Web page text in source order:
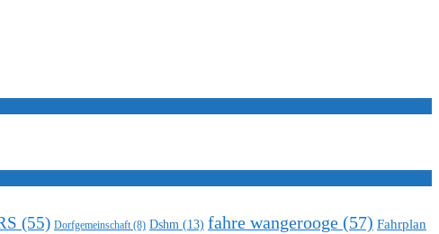
(55) Dorfgemeinschaft(8) Dshm (13) fahre wangerooge (57) Fahrplan